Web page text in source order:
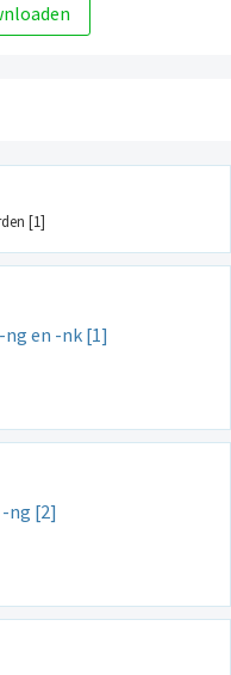
[1]
en -nk [1]
ng [2]